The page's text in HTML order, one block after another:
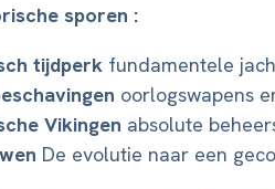
sporen :
tijdperk fundamentele
oorlogswapens
Vikingen absolute
De evolutie naar een